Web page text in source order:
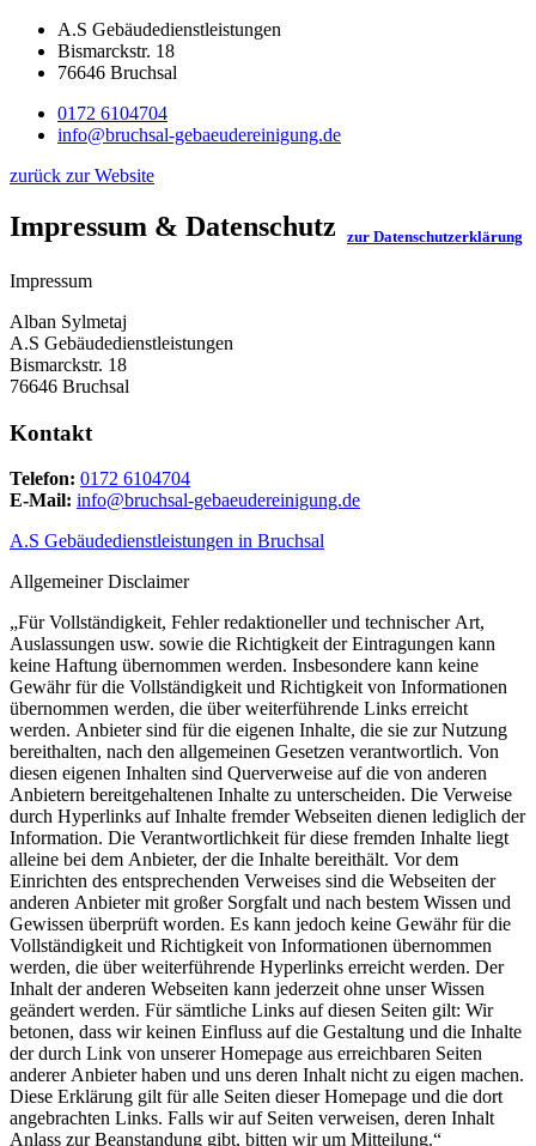
A.S Gebäudedienstleistungen
Bismarckstr. 18
76646 Bruchsal
0172 6104704
info@bruchsal-gebaeudereinigung.de
zurück zur Website
Impressum & Datenschutz zur Datenschutzerklärung
Impressum
Alban Sylmetaj
A.S Gebäudedienstleistungen
Bismarckstr. 18
76646 Bruchsal
Kontakt
Telefon: 0172 6104704
E-Mail: info@bruchsal-gebaeudereinigung.de
A.S Gebäudedienstleistungen in Bruchsal
Allgemeiner Disclaimer
„Für Vollständigkeit, Fehler redaktioneller und technischer Art,
Auslassungen usw. sowie die Richtigkeit der Eintragungen kann
keine Haftung übernommen werden. Insbesondere kann keine
Gewähr für die Vollständigkeit und Richtigkeit von Informationen
übernommen werden, die über weiterführende Links erreicht
werden. Anbieter sind für die eigenen Inhalte, die sie zur Nutzung
bereithalten, nach den allgemeinen Gesetzen verantwortlich. Von
diesen eigenen Inhalten sind Querverweise auf die von anderen
Anbietern bereitgehaltenen Inhalte zu unterscheiden. Die Verweise
durch Hyperlinks auf Inhalte fremder Webseiten dienen lediglich der
Information. Die Verantwortlichkeit für diese fremden Inhalte liegt
alleine bei dem Anbieter, der die Inhalte bereithält. Vor dem
Einrichten des entsprechenden Verweises sind die Webseiten der
anderen Anbieter mit großer Sorgfalt und nach bestem Wissen und
Gewissen überprüft worden. Es kann jedoch keine Gewähr für die
Vollständigkeit und Richtigkeit von Informationen übernommen
werden, die über weiterführende Hyperlinks erreicht werden. Der
Inhalt der anderen Webseiten kann jederzeit ohne unser Wissen
geändert werden. Für sämtliche Links auf diesen Seiten gilt: Wir
betonen, dass wir keinen Einfluss auf die Gestaltung und die Inhalte
der durch Link von unserer Homepage aus erreichbaren Seiten
anderer Anbieter haben und uns deren Inhalt nicht zu eigen machen.
Diese Erklärung gilt für alle Seiten dieser Homepage und die dort
angebrachten Links. Falls wir auf Seiten verweisen, deren Inhalt
Anlass zur Beanstandung gibt, bitten wir um Mitteilung.“